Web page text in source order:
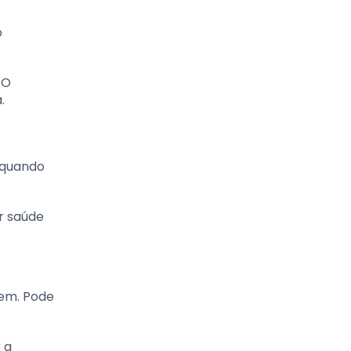
saúde
Pode
a